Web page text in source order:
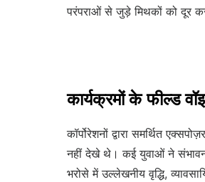
परंपराओं से जुड़े मिथकों को दूर
कार्यक्रमों के फील्ड
कॉर्पोरेशनों द्वारा समर्थित
नहीं देखे थे। कई युवाओं ने
भरोसे में उल्लेखनीय वृद्धि,